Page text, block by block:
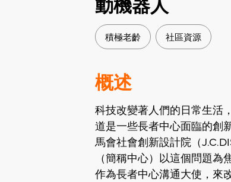
積極老齡 社區資源
概述
科技改變著人們的日常生活
道是一些長者中心面臨的創
馬會社會創新設計院（
（簡稱中心）以這個問題為
作為長者中心溝通大使，來